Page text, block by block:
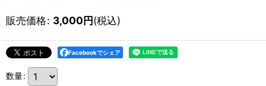
販売価格: 3,000円(税込)
Facebookでシェア
数量: